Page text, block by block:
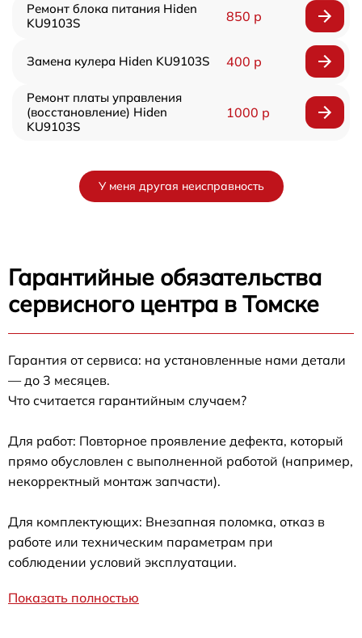
Ремонт блока питания Hiden
KU9103S
850 р
Замена кулера Hiden KU9103S 400 р
Ремонт платы управления
(восстановление) Hiden
KU9103S
1000 р
У меня другая неисправность
Гарантийные обязательства
сервисного центра в Томске
Гарантия от сервиса: на установленные нами детали
— до 3 месяцев.
Что считается гарантийным случаем?
Для работ: Повторное проявление дефекта, который
прямо обусловлен с выполненной работой (например,
некорректный монтаж запчасти).
Для комплектующих: Внезапная поломка, отказ в
работе или техническим параметрам при
соблюдении условий эксплуатации.
Показать полностью